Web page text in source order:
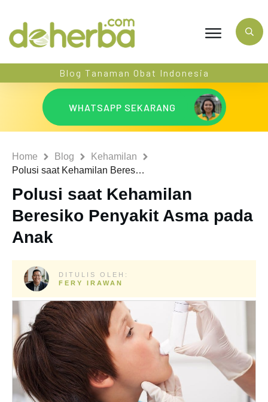
Blog Tanaman Obat Indonesia
WHATSAPP SEKARANG
Home Blog
Kehamilan
Polusi saat Kehamilan Beresiko Penyakit Asma pada Anak
Polusi saat Kehamilan
Beresiko Penyakit Asma pada
Anak
DITULIS OLEH:
FERY IRAWAN